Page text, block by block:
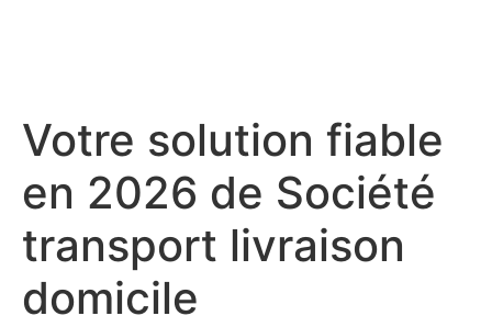
Votre solution fiable
en 2026 de Société
transport livraison
domicile